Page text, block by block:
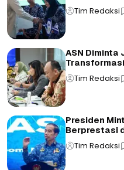
Tim Redaksi
ASN
Tim Redaksi
Presiden
Berprestasi
Tim Redaksi